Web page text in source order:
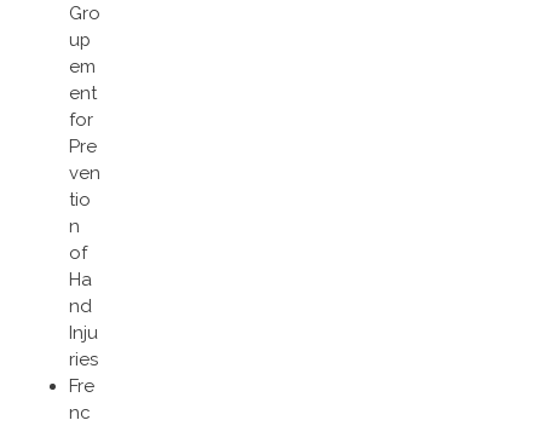
Gro
up
em
ent
for
Pre
ven
tio
n
of
Ha
nd
Inju
ries
Fre
nc